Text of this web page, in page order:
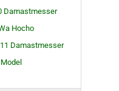
Damastmesser
Hocho
Damastmesser